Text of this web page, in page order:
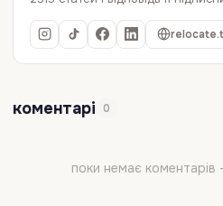
коментарі 0
поки немає